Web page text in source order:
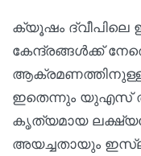
ക്യൂഷം ദ്വീപിലെ
കേന്ദ്രങ്ങൾക്ക്
ഇതെന്നും യുഎസ്
കൃത്യമായ
അയച്ചതായും